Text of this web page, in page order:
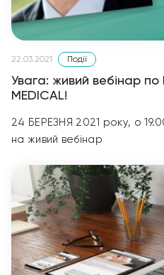
22.03.2021 Події
Увага: живий вебінар по
MEDICAL!
24 БЕРЕЗНЯ 2021 року, о
на живий вебінар